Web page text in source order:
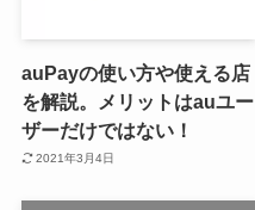
auPayの使い方や使える店
を解説。メリットはauユー
ザーだけではない！
2021年3月4日